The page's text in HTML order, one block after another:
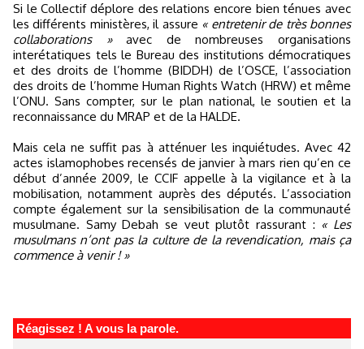
Si le Collectif déplore des relations encore bien ténues avec
les différents ministères, il assure « entretenir de très bonnes
collaborations »avec de nombreuses organisations
interétatiques tels le Bureau des institutions démocratiques
et des droits de l’homme (BIDDH) de l’OSCE, l’association
des droits de l’homme Human Rights Watch (HRW) et même
l’ONU. Sans compter, sur le plan national, le soutien et la
reconnaissance du MRAP et de la HALDE.
Mais cela ne suffit pas à atténuer les inquiétudes. Avec 42
actes islamophobes recensés de janvier à mars rien qu’en ce
début d’année 2009, le CCIF appelle à la vigilance et à la
mobilisation, notamment auprès des députés. L’association
compte également sur la sensibilisation de la communauté
musulmane. Samy Debah se veut plutôt rassurant : « Les
musulmans n’ont pas la culture de la revendication, mais ça
commence à venir ! »
Réagissez ! A vous la parole.